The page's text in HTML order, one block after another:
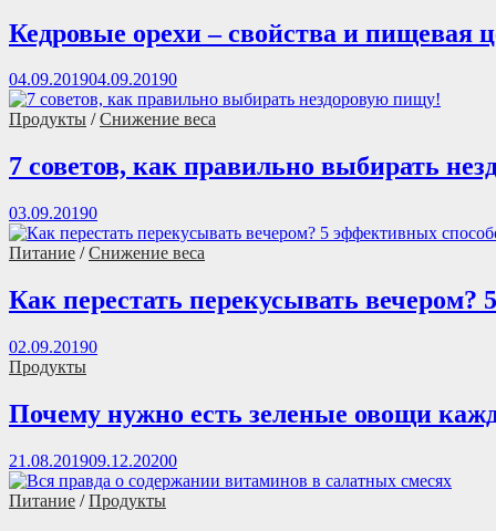
Кедровые орехи – свойства и пищевая
04.09.201904.09.20190
Продукты /Снижение веса
7 советов, как правильно выбирать
03.09.20190
Питание /Снижение веса
Как перестать перекусывать вечером?
02.09.20190
Продукты
Почему нужно есть зеленые овощи
21.08.201909.12.20200
Питание /Продукты